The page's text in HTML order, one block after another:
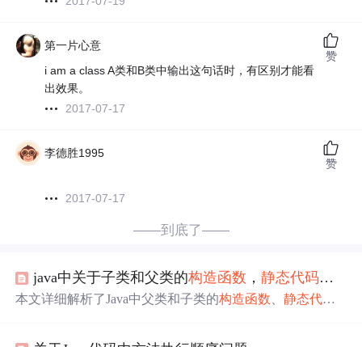
第一片心意
i am a class A类和B类中输出这句话时，有区别才能看
出效果。
2017-07-17
赞
李德胜1995
2017-07-17
赞
——到底了——
java中关于子类和父类的构造函数 ，静态代码块
本文详细解析了Java中父类和子类的构造函数 、静态代码